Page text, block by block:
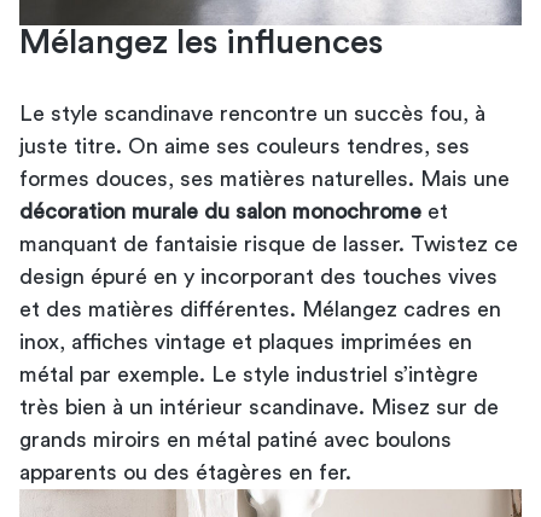
Mélangez les influences
Le style scandinave rencontre un succès fou, à
juste titre. On aime ses couleurs tendres, ses
formes douces, ses matières naturelles. Mais une
décoration murale du salon monochrome et
manquant de fantaisie risque de lasser. Twistez ce
design épuré en y incorporant des touches vives
et des matières différentes. Mélangez cadres en
inox, affiches vintage et plaques imprimées en
métal par exemple. Le style industriel s’intègre
très bien à un intérieur scandinave. Misez sur de
grands miroirs en métal patiné avec boulons
apparents ou des étagères en fer.